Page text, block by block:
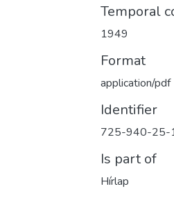
Temporal
1949
Format
application/pdf
Identifier
725-940-25-
Is part of
Hírlap